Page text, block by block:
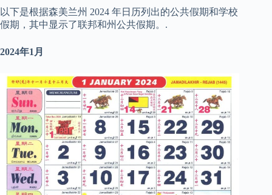
以下是根据森美兰州 2024 年日历列出的公共假期和学校
假期，其中显示了联邦和州公共假期。.
2024年1月